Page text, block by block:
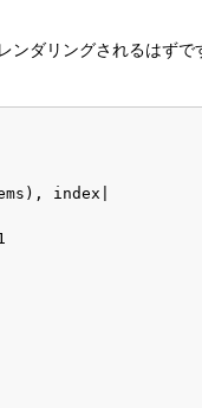
ダリングされるはずで
index|